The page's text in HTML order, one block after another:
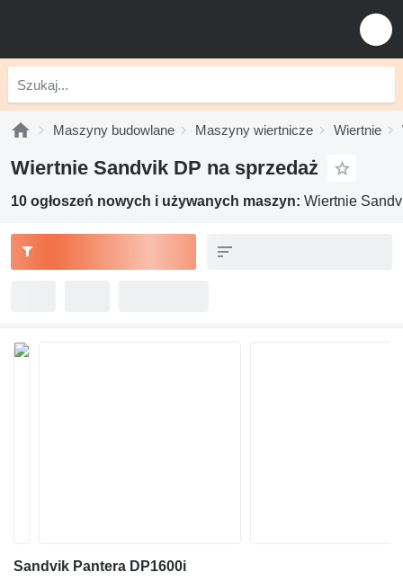
Maszyny budowlane Maszyny wiertnicze Wiertnie
Wiertnie Sandvik DP na sprzedaż
10 ogłoszeń nowych i używanych maszyn: Wiertnie
Sandvik Pantera DP1600i